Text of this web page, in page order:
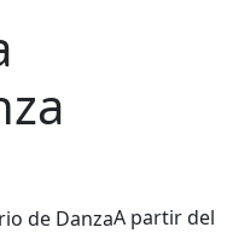
A partir del